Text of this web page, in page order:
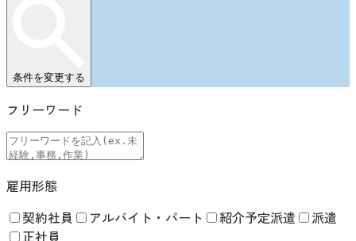
条件を変更する
フリーワード
雇用形態
契約社員 アルバイト・パート 紹介予定派遣
派遣
正社員